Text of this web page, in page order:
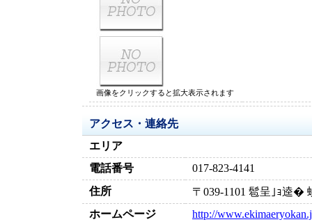
画像をクリックすると拡大表示されます
アクセス・連絡先
エリア
電話番号
017-823-4141
住所
〒039-1101 髱呈｣ｮ逵
ホームページ
http://